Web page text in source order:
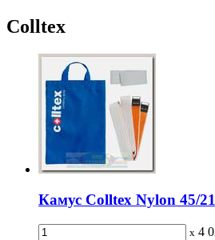
Colltex
Камус Colltex Nylon 45/
x 4